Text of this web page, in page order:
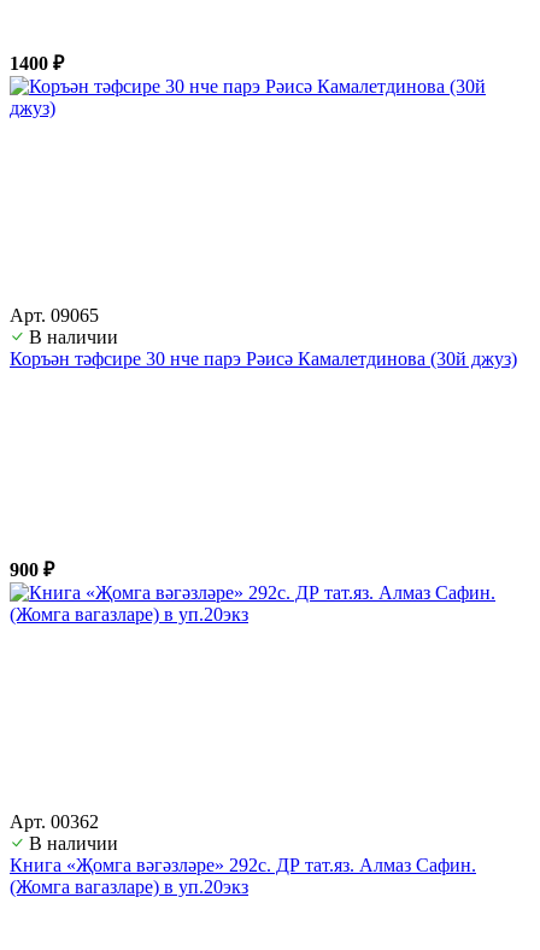
1400 ₽
Арт. 09065
В наличии
Коръән тәфсире 30 нче парэ Рәисә Камалетдинова (30й джуз)
900 ₽
Арт. 00362
В наличии
Книга «Җомга вәгәзләре» 292с. ДР тат.яз. Алмаз Сафин.
(Жомга вагазларе) в уп.20экз